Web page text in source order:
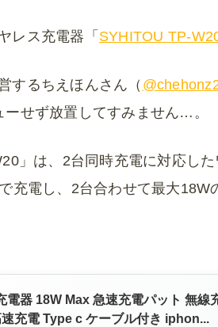
レス充電器「 SYHITOU TP-
するちえほんさん（
ーせず放置してすみません…。
」は、2台同時充電に対応した
充電し、2台合わせて最大18W
電器 18W Max 急速充電パット 無線
充電 Type c ケーブル付き iphon...